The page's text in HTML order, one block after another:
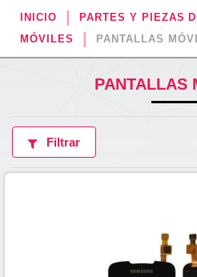
INICIO
PARTES Y PIEZAS
MÓVILES
PANTALLAS
PANTALLAS
Filtrar